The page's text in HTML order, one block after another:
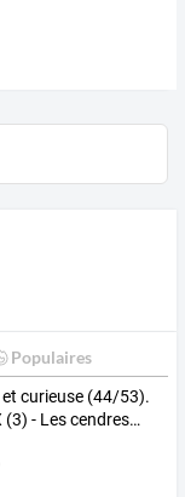
Populaires
et curieuse (44/53).
(3) - Lescendres…